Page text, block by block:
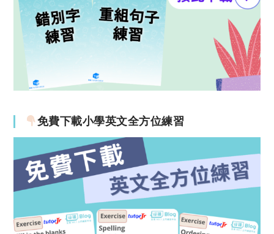
免費下載小學英文全方位練習